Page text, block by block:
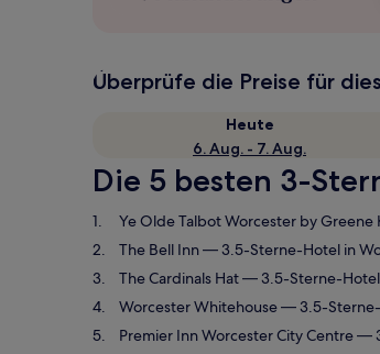
Überprüfe die Preise für
Heute
6. Aug. - 7. Aug.
Die 5 besten 3-
Ye Olde Talbot Worcester by Greene
The Bell Inn— 3.5-Sterne-Hotel in
The Cardinals Hat— 3.5-Sterne-
Worcester Whitehouse— 3.5-
Premier Inn Worcester City Centre—